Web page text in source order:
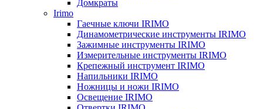
Домкраты
Irimo
Гаечные ключи IRIMO
Динамометрические инструменты IRIMO
Зажимные инструменты IRIMO
Измерительные инструменты IRIMO
Крепежный инструмент IRIMO
Напильники IRIMO
Ножницы и ножи IRIMO
Освещение IRIMO